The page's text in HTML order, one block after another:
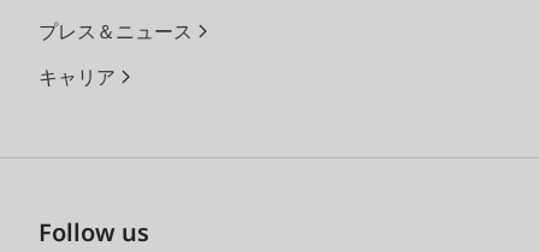
プレス＆ニュース
キャリア
Follow us